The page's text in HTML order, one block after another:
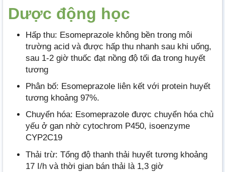
Dược động học
Hấp thu: Esomeprazole không bền trong môi
trường acid và được hấp thu nhanh sau khi uống,
sau 1-2 giờ thuốc đạt nồng độ tối đa trong huyết
tương
Phân bố: Esomeprazole liên kết với protein huyết
tương khoảng 97%.
Chuyển hóa: Esomeprazole được chuyển hóa chủ
yếu ở gan nhờ cytochrom P450, isoenzyme
CYP2C19
Thải trừ: Tổng độ thanh thải huyết tương khoảng
17 I/h và thời gian bán thải là 1,3 giờ